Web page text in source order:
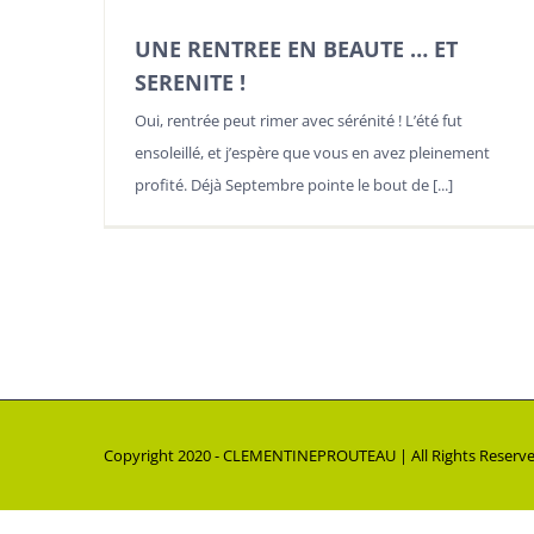
UNE RENTREE EN BEAUTE … ET
SERENITE !
Oui, rentrée peut rimer avec sérénité ! L’été fut
ensoleillé, et j’espère que vous en avez pleinement
profité. Déjà Septembre pointe le bout de [...]
Copyright 2020 - CLEMENTINEPROUTEAU | All Rights